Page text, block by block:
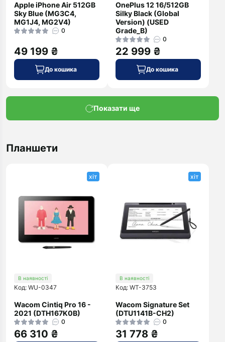
Apple iPhone Air 512GB
Sky Blue (MG3C4,
MG1J4, MG2V4)
0
49 199 ₴
До кошика
OnePlus 12 16/512GB
Silky Black (Global
Version) (USED
Grade_B)
0
22 999 ₴
До кошика
Показати ще
Планшети
хіт
В наявності
Код: WU-0347
Wacom Cintiq Pro 16 -
2021 (DTH167K0B)
0
66 310 ₴
хіт
В наявності
Код: WT-3753
Wacom Signature Set
(DTU1141B-CH2)
0
31 778 ₴